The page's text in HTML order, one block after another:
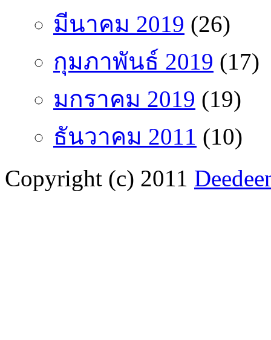
มีนาคม 2019 (26)
กุมภาพันธ์ 2019 (17)
มกราคม 2019 (19)
ธันวาคม 2011 (10)
Copyright (c) 2011